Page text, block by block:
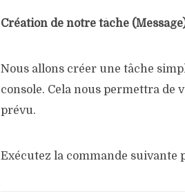
Création de notre tâche
Nous allons créer une tâche
console. Cela nous permettra de
prévu.
Exécutez la commande suivante